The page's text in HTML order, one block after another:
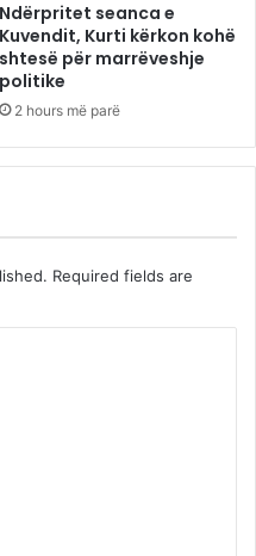
Ndërpritet seanca e
Kuvendit, Kurti kërkon kohë
shtesë për marrëveshje
politike
2 hours më parë
Required fields are